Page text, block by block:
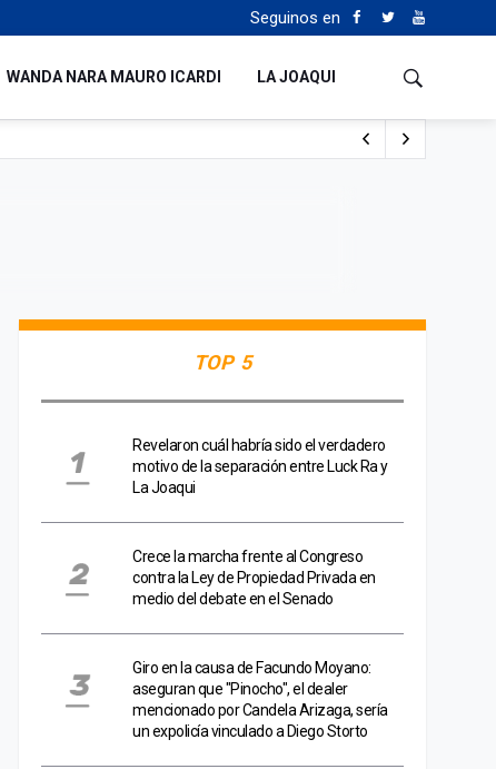
Seguinos en
WANDA NARA MAURO ICARDI LA JOAQUI
TOP 5
Revelaron cuál habría sido el verdadero
motivo de la separación entre Luck Ra y
La Joaqui
Crece la marcha frente al Congreso
contra la Ley de Propiedad Privada en
medio del debate en el Senado
Giro en la causa de Facundo Moyano:
aseguran que "Pinocho", el dealer
mencionado por Candela Arizaga, sería
un expolicía vinculado a Diego Storto